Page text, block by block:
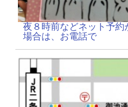
夜８時前などネット予約
場合は、お電話で